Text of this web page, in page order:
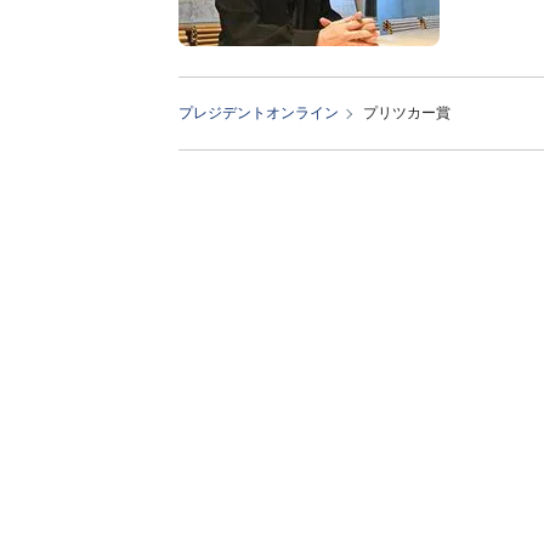
プレジデントオンライン プリツカー賞